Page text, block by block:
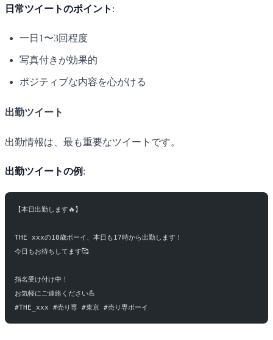
日常ツイートのポイント :
一日1〜3回程度
写真付きが効果的
ポジティブな内容を心がける
出勤ツイート
出勤情報は、最も重要なツイートです。
出勤ツイートの例 :
【本日出勤します🔥】
THE xxxの18歳ボーイ、本日も17時から出勤します！
今日もお待ちしてます🥰
指名受け付け中！
お気軽にご連絡ください💪
#THE_xxx #売り専 #東京 #売り専ボーイ